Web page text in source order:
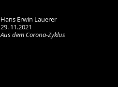
Hans Erwin Lauerer
29. 11.2021
Aus dem Corona-Zyklus